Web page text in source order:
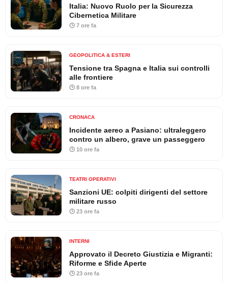
Italia: Nuovo Ruolo per la Sicurezza
Cibernetica Militare
🕒 7 ore fa
GEOPOLITICA & ESTERI
Tensione tra Spagna e Italia sui controlli
alle frontiere
🕒 8 ore fa
CRONACA
Incidente aereo a Pasiano: ultraleggero
contro un albero, grave un passeggero
🕒 10 ore fa
TEATRI OPERATIVI
Sanzioni UE: colpiti dirigenti del settore
militare russo
🕒 23 ore fa
INTERNI
Approvato il Decreto Giustizia e Migranti:
Riforme e Sfide Aperte
🕒 23 ore fa